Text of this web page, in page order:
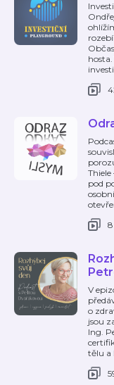
pod
V
o
jsou
Ing.
tělu a